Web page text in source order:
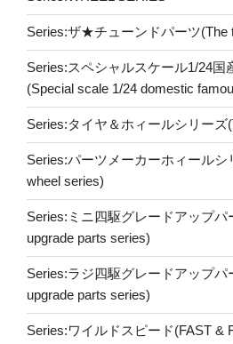
Series:ザ★チューンドパーツ(The
Series:スペシャルスケール1/24国
(Special scale 1/24 domestic
Series:タイヤ＆ホィールシリーズ
Series:パーツメーカーホィール
wheel series)
Series:ミニ四駆グレードアップパ
upgrade parts series)
Series:ラジ四駆グレードアップパ
upgrade parts series)
Series:ワイルドスピード(FAST &